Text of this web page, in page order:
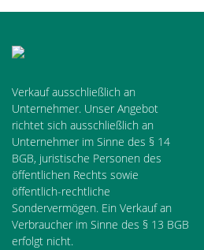
Verkauf ausschließlich an
Unternehmer. Unser Angebot
richtet sich ausschließlich an
Unternehmer im Sinne des § 14
BGB, juristische Personen des
öffentlichen Rechts sowie
öffentlich-rechtliche
Sondervermögen. Ein Verkauf an
Verbraucher im Sinne des § 13 BGB
erfolgt nicht.